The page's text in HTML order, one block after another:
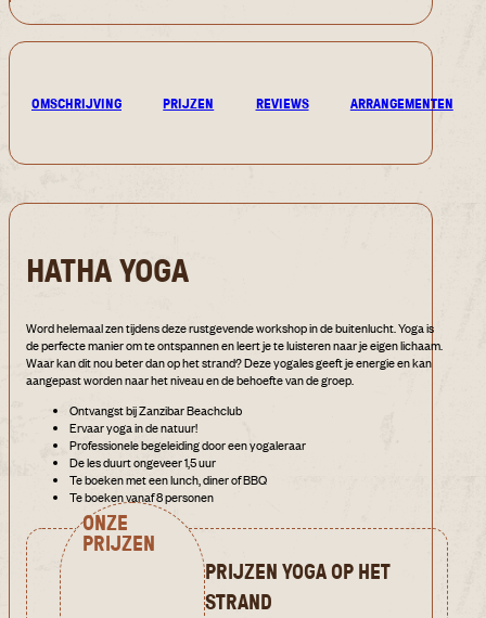
OMSCHRIJVING PRIJZEN REVIEWS ARRANGEMENTEN
HATHA YOGA
Word helemaal zen tijdens deze rustgevende workshop in de buitenlucht. Yoga is
de perfecte manier om te ontspannen en leert je te luisteren naar je eigen lichaam.
Waar kan dit nou beter dan op het strand? Deze yogales geeft je energie en kan
aangepast worden naar het niveau en de behoefte van de groep.
Ontvangst bij Zanzibar Beachclub
Ervaar yoga in de natuur!
Professionele begeleiding door een yogaleraar
De les duurt ongeveer 1,5 uur
Te boeken met een lunch, diner of BBQ
Te boeken vanaf 8 personen
ONZE
PRIJZEN
PRIJZEN YOGA OP HET
STRAND